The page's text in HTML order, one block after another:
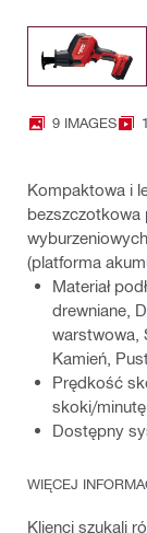
9 IMAGES
Kompaktowa i
bezszczotkowa
(platforma
Materiał
drewniane,
warstwowa,
Kamień,
Prędkość
skoki/minutę
Dostępny
WIĘCEJ
Klienci szukali